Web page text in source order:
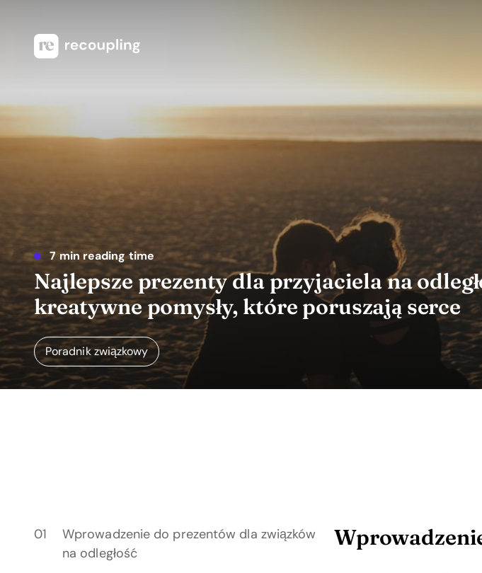
7 min reading time
Najlepsze prezenty dla przyjaciela na
kreatywne pomysły, które poruszają serce
Poradnik związkowy
Wprowadzenie do prezentów dla związków
na odległość